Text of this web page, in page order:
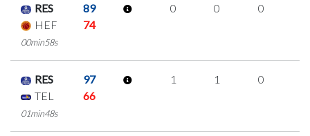
RES
89
HEF
74
00min58s
0 0 0
RES
97
TEL
66
01min48s
1 1 0